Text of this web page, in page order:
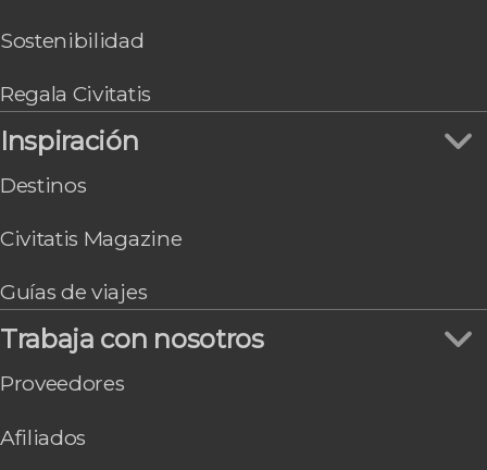
Sostenibilidad
Regala Civitatis
Inspiración
Destinos
Civitatis Magazine
Guías de viajes
Trabaja con nosotros
Proveedores
Afiliados